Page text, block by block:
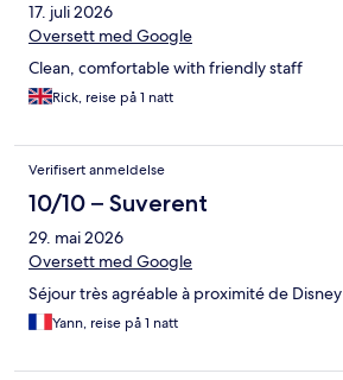
17. juli 2026
Oversett med Google
Clean, comfortable with friendly staff
Rick, reise på 1 natt
Verifisert anmeldelse
10/10 – Suverent
29. mai 2026
Oversett med Google
Séjour très agréable à proximité de Disney
Yann, reise på 1 natt